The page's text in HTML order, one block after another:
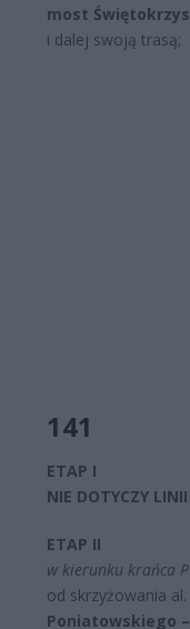
most
i dalej swoją trasą;
141
ETAP I
NIE DOTYCZY
ETAP II
w kierunku krańca
od skrzyżowania
Poniatowskiego